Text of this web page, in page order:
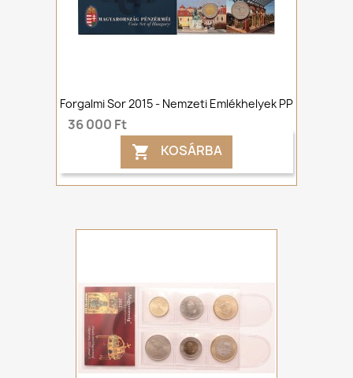
Forgalmi Sor 2015 - Nemzeti Emlékhelyek PP
36 000 Ft
 KOSÁRBA